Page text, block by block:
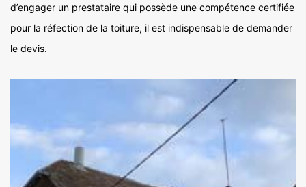
d’engager un prestataire qui possède une compétence certifiée
pour la réfection de la toiture, il est indispensable de demander
le devis.